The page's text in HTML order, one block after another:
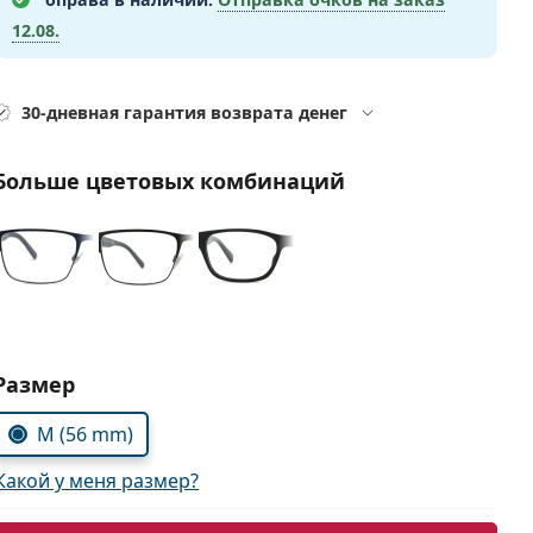
12.08.
30-дневная гарантия возврата денег
цветовых комбинаций
параметры:
M (56 mm)
у меня размер?